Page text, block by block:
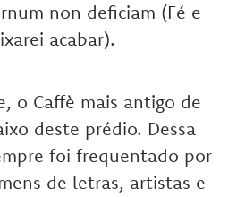
non deficiam (Fé e
acabar).
o Caffè mais antigo de
deste prédio. Dessa
foi frequentado por
de letras, artistas e